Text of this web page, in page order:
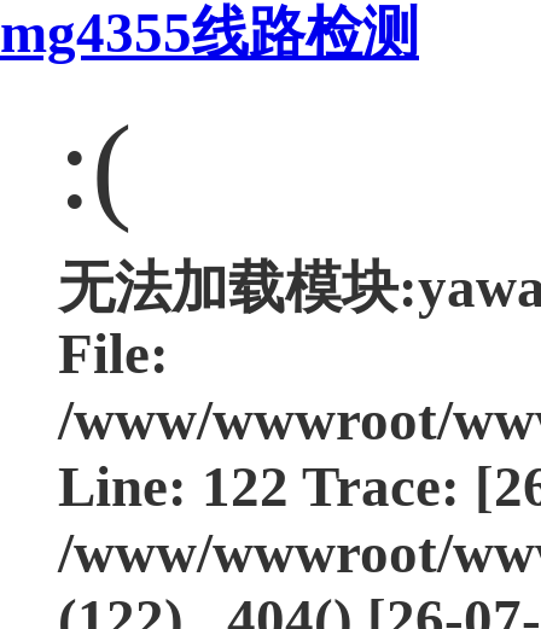
mg4355线路检测
:(
无法加载模块
File:
/www/wwwroot/
Line: 122 Trace:
/www/wwwroot/